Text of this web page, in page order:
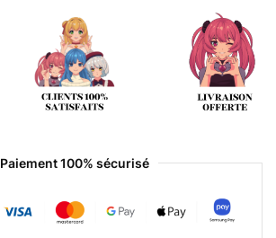
Paiement 100% sécurisé